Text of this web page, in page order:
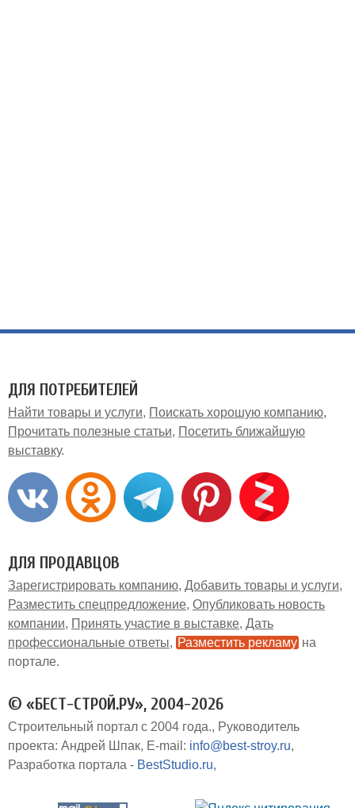
ДЛЯ ПОТРЕБИТЕЛЕЙ
Найти товары и услуги
Поискать хорошую компанию
Прочитать полезные статьи
Посетить ближайшую
выставку
ДЛЯ ПРОДАВЦОВ
Зарегистрировать компанию Добавить товары и услуги
Разместить спецпредложение Опубликовать новость
компании
Принять участие в выставке Дать
профессиональные ответы
Разместить рекламу на
портале
© «БЕСТ-СТРОЙ.РУ», 2004-2026
Строительный портал с 2004 года.
Руководитель
проекта: Андрей Шпак E-mail: info@best-stroy.ru
Разработка портала - BestStudio.ru